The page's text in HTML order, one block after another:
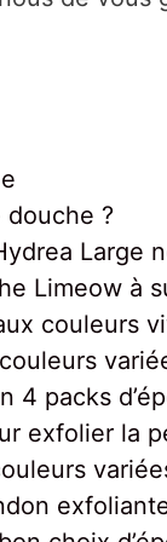
?
Large
Limeow à
couleurs
4 packs
exfolier la